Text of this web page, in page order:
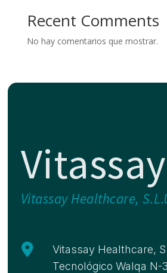
Recent Comments
No hay comentarios que mostrar.
Vitassay
Vitassay Healthcare,

Vitassay Healthcare,
Tecnológico Walqa N-